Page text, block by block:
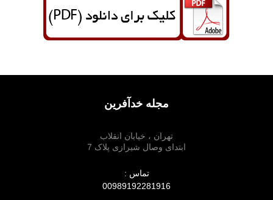
مجله خدآفرین
تهران ، خیابان انقلاب
ابتدای وصال شیرازی پلاک 7
تماس :
00989192281916